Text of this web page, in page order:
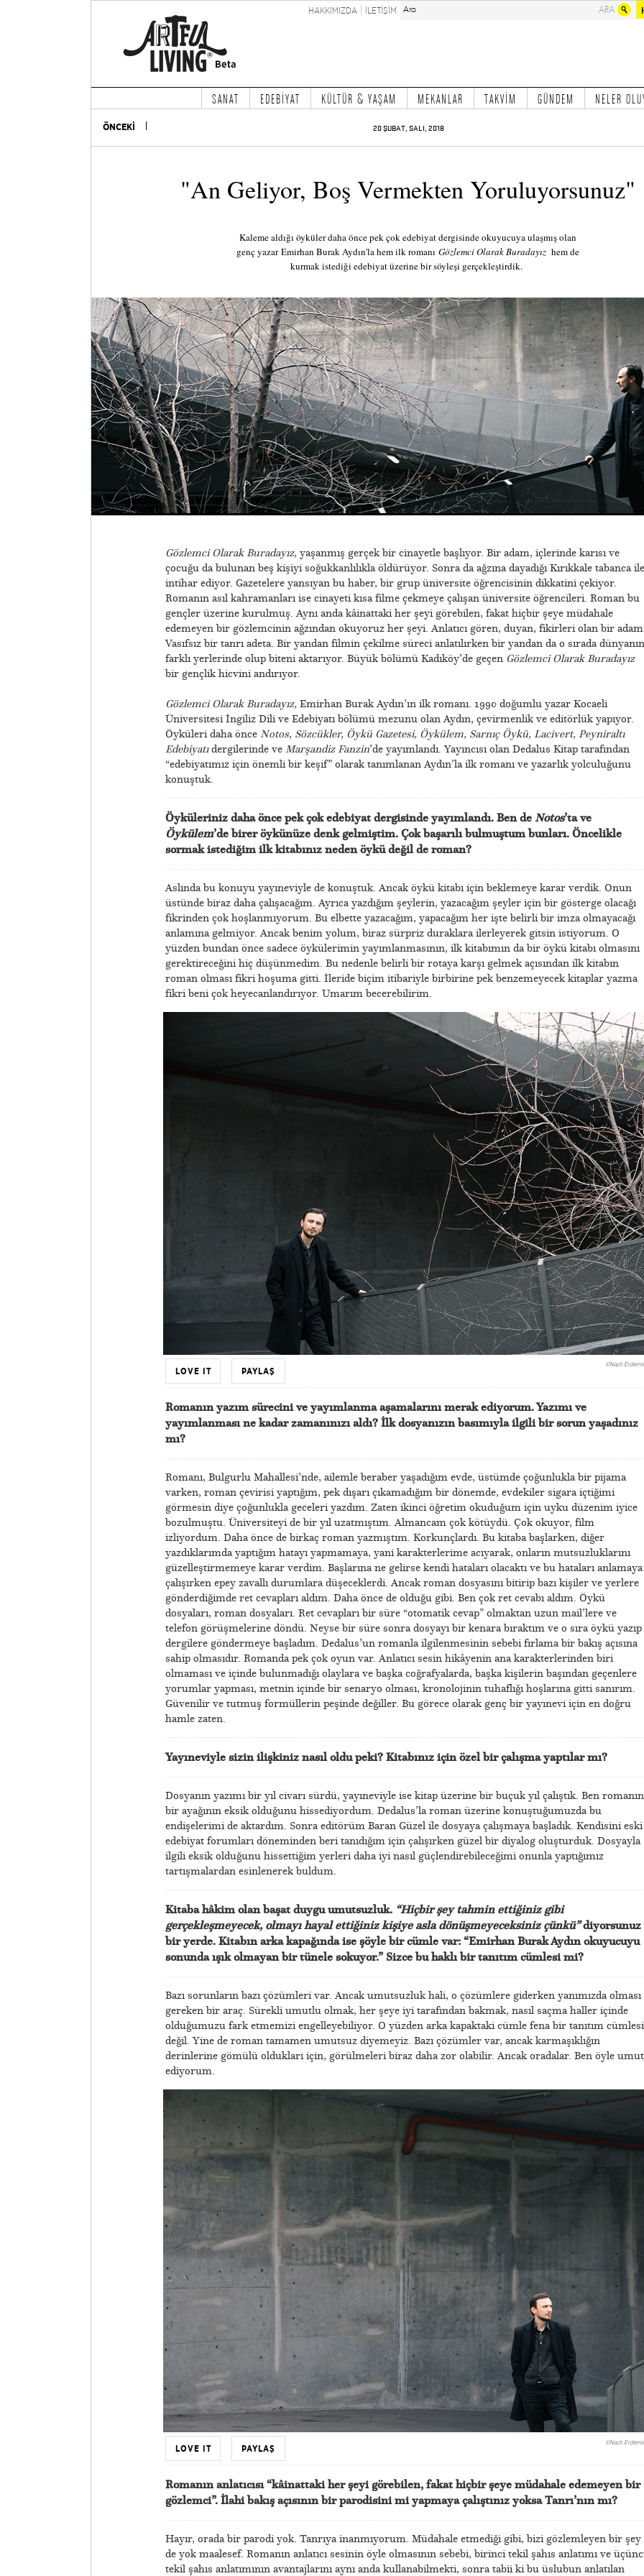
HAKKIMIZDA İLETİŞİM
SANAT EDEBİYAT KÜLTÜR & YAŞAM MEKANLAR TAKVİM GÜNDEM NELER
ÖNCEKİ 20 ŞUBAT, SALI, 2018
"An Geliyor, Boş Vermekten Yoruluyorsunuz"
Kaleme aldığı öyküler daha önce pek çok edebiyat dergisinde okuyucuya ulaşmış olan
genç yazar Emirhan Burak Aydın'la hem ilk romanı Gözlemci Olarak Buradayız hem de
kurmak istediği edebiyat üzerine bir söyleşi gerçekleştirdik.
Gözlemci Olarak Buradayız, yaşanmış gerçek bir cinayetle başlıyor. Bir adam, içlerinde karısı ve
çocuğu da bulunan beş kişiyi soğukkanlılıkla öldürüyor. Sonra da ağzına dayadığı Kırıkkale tabanca ile
intihar ediyor. Gazetelere yansıyan bu haber, bir grup üniversite öğrencisinin dikkatini çekiyor.
Romanın asıl kahramanları ise cinayeti kısa filme çekmeye çalışan üniversite öğrencileri. Roman bu
gençler üzerine kurulmuş. Aynı anda kâinattaki her şeyi görebilen, fakat hiçbir şeye müdahale
edemeyen bir gözlemcinin ağzından okuyoruz her şeyi. Anlatıcı gören, duyan, fikirleri olan bir
Vasıfsız bir tanrı adeta. Bir yandan filmin çekilme süreci anlatılırken bir yandan da o sırada dünyanın
farklı yerlerinde olup biteni aktarıyor. Büyük bölümü Kadıköy’de geçen Gözlemci Olarak Buradayız
bir gençlik hicvini andırıyor.
Gözlemci Olarak Buradayız, Emirhan Burak Aydın’ın ilk romanı. 1990 doğumlu yazar Kocaeli
Üniversitesi İngiliz Dili ve Edebiyatı bölümü mezunu olan Aydın, çevirmenlik ve editörlük yapıyor.
Öyküleri daha önce Notos, Sözcükler, Öykü Gazetesi, Öykülem, Sarnıç Öykü, Lacivert, Peyniraltı
Edebiyatıdergilerinde ve Marşandiz Fanzin’de yayımlandı. Yayıncısı olan Dedalus Kitap tarafından
“edebiyatımız için önemli bir keşif” olarak tanımlanan Aydın’la ilk romanı ve yazarlık yolculuğunu
konuştuk.
Öyküleriniz daha önce pek çok edebiyat dergisinde yayımlandı. Ben de Notos’ta ve
Öykülem’de birer öykünüze denk gelmiştim. Çok başarılı bulmuştum bunları. Öncelikle
sormak istediğim ilk kitabınız neden öykü değil de roman?
Aslında bu konuyu yayıneviyle de konuştuk. Ancak öykü kitabı için beklemeye karar verdik. Onun
üstünde biraz daha çalışacağım. Ayrıca yazdığım şeylerin, yazacağım şeyler için bir gösterge olacağı
fikrinden çok hoşlanmıyorum. Bu elbette yazacağım, yapacağım her işte belirli bir imza olmayacağı
anlamına gelmiyor. Ancak benim yolum, biraz sürpriz duraklara ilerleyerek gitsin istiyorum. O
yüzden bundan önce sadece öykülerimin yayımlanmasının, ilk kitabımın da bir öykü kitabı olmasını
gerektireceğini hiç düşünmedim. Bu nedenle belirli bir rotaya karşı gelmek açısından ilk kitabın
roman olması fikri hoşuma gitti. İleride biçim itibariyle birbirine pek benzemeyecek kitaplar yazma
fikri beni çok heyecanlandırıyor. Umarım becerebilirim.
LOVE IT PAYLAŞ
©Nazlı
Romanın yazım sürecini ve yayımlanma aşamalarını merak ediyorum. Yazımı ve
yayımlanması ne kadar zamanınızı aldı? İlk dosyanızın basımıyla ilgili bir sorun yaşadınız
mı?
Romanı, Bulgurlu Mahallesi’nde, ailemle beraber yaşadığım evde, üstümde çoğunlukla bir pijama
varken, roman çevirisi yaptığım, pek dışarı çıkamadığım bir dönemde, evdekiler sigara içtiğimi
görmesin diye çoğunlukla geceleri yazdım. Zaten ikinci öğretim okuduğum için uyku düzenim iyice
bozulmuştu. Üniversiteyi de bir yıl uzatmıştım. Almancam çok kötüydü. Çok okuyor, film
izliyordum. Daha önce de birkaç roman yazmıştım. Korkunçlardı. Bu kitaba başlarken, diğer
yazdıklarımda yaptığım hatayı yapmamaya, yani karakterlerime acıyarak, onların mutsuzluklarını
güzelleştirmemeye karar verdim. Başlarına ne gelirse kendi hataları olacaktı ve bu hataları anlamaya
çalışırken epey zavallı durumlara düşeceklerdi. Ancak roman dosyasını bitirip bazı kişiler ve yerlere
gönderdiğimde ret cevapları aldım. Daha önce de olduğu gibi. Ben çok ret cevabı aldım. Öykü
dosyaları, roman dosyaları. Ret cevapları bir süre “otomatik cevap” olmaktan uzun mail’lere ve
telefon görüşmelerine döndü. Neyse bir süre sonra dosyayı bir kenara bıraktım ve o sıra öykü yazıp
dergilere göndermeye başladım. Dedalus’un romanla ilgilenmesinin sebebi fırlama bir bakış açısına
sahip olmasıdır. Romanda pek çok oyun var. Anlatıcı sesin hikâyenin ana karakterlerinden biri
olmaması ve içinde bulunmadığı olaylara ve başka coğrafyalarda, başka kişilerin başından geçenlere
yorumlar yapması, metnin içinde bir senaryo olması, kronolojinin tuhaflığı hoşlarına gitti sanırım.
Güvenilir ve tutmuş formüllerin peşinde değiller. Bu görece olarak genç bir yayınevi için en doğru
hamle zaten.
Yayıneviyle sizin ilişkiniz nasıl oldu peki? Kitabınız için özel bir çalışma yaptılar mı?
Dosyanın yazımı bir yıl civarı sürdü, yayıneviyle ise kitap üzerine bir buçuk yıl çalıştık. Ben romanın
bir ayağının eksik olduğunu hissediyordum. Dedalus’la roman üzerine konuştuğumuzda bu
endişelerimi de aktardım. Sonra editörüm Baran Güzel ile dosyaya çalışmaya başladık. Kendisini eski
edebiyat forumları döneminden beri tanıdığım için çalışırken güzel bir diyalog oluşturduk. Dosyayla
ilgili eksik olduğunu hissettiğim yerleri daha iyi nasıl güçlendirebileceğimi onunla yaptığımız
tartışmalardan esinlenerek buldum.
Kitaba hâkim olan başat duygu umutsuzluk. “Hiçbir şey tahmin ettiğiniz gibi
gerçekleşmeyecek, olmayı hayal ettiğiniz kişiye asla dönüşmeyeceksiniz çünkü”diyorsunuz
bir yerde. Kitabın arka kapağında ise şöyle bir cümle var: “Emirhan Burak Aydın okuyucuyu
sonunda ışık olmayan bir tünele sokuyor.” Sizce bu haklı bir tanıtım cümlesi mi?
Bazı sorunların bazı çözümleri var. Ancak umutsuzluk hali, o çözümlere giderken yanımızda olması
gereken bir araç. Sürekli umutlu olmak, her şeye iyi tarafından bakmak, nasıl saçma haller içinde
olduğumuzu fark etmemizi engelleyebiliyor. O yüzden arka kapaktaki cümle fena bir tanıtım cümlesi
değil. Yine de roman tamamen umutsuz diyemeyiz. Bazı çözümler var, ancak karmaşıklığın
derinlerine gömülü oldukları için, görülmeleri biraz daha zor olabilir. Ancak oradalar. Ben öyle umut
ediyorum.
LOVE IT PAYLAŞ
©Nazlı
Romanın anlatıcısı “kâinattaki her şeyi görebilen, fakat hiçbir şeye müdahale edemeyen bir
gözlemci”. İlahi bakış açısının bir parodisini mi yapmaya çalıştınız yoksa Tanrı’nın mı?
Hayır, orada bir parodi yok. Tanrıya inanmıyorum. Müdahale etmediği gibi, bizi gözlemleyen bir şey
de yok maalesef. Romanın anlatıcı sesinin öyle olmasının sebebi, birinci tekil şahıs anlatımı ve
tekil şahıs anlatımının avantajlarını aynı anda kullanabilmekti, sonra tabii ki bu üslubun anlatılan